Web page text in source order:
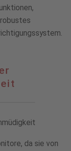
da sie von